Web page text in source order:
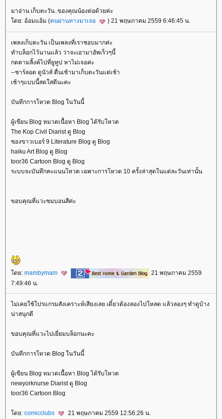
มาอ่าน เก็บตะวัน..ของคุณน้องต่อด้วยค่ะ
ดย: อ้อมแอ้ม (คนผ่านทางมาเจอ ) 21 พฤษภาคม 2559 6:46:45 น.
เพลงเก็บตะวัน เป็นเพลงที่เราชอบมากค่ะ
ทำบล็อกไว้นานแล้ว ว่าจะเอามาอัพเร็วๆนี้
กดตามลิ้งค์ไปที่ยูทูป หาไม่เจอค่ะ
--ชาร์ลอต ดูนัวส์ ตื่นเช้ามาเก็บตะวันแต่เช้า
เช้าๆแบบนี้สดใสดีนะคะ
บันทึกการโหวต Blog ในวันนี้
ผู้เขียน Blog หมวดเนื้อหา Blog ได้รับโหวต
The Kop Civil Diarist ดู Blog
ซองขาวเบอร์ 9 Literature Blog ดู Blog
haiku Art Blog ดู Blog
toor36 Cartoon Blog ดู Blog
ระบบจะบันทึกคะแนนโหวต เฉพาะการโหวต 10 ครั้งล่าสุดในแต่ละวันเท่านั้น
ขอบคุณที่แวะชมบอนสีค่ะ
ดย: mambymam
21 พฤษภาคม 2559
7:49:46 น.
ไม่เคยใช้โปรแกรมสังเคราะห์เสียงเลย เดี๋ยวต้องลองไปโหลด แล้วลองๆ ทำดูบ้าง
น่าสนุกดี
ขอบคุณที่แวะไปเยี่ยมบล็อกนะคะ
บันทึกการโหวต Blog ในวันนี้
ผู้เขียน Blog หมวดเนื้อหา Blog ได้รับโหวต
newyorknurse Diarist ดู Blog
toor36 Cartoon Blog
ดย: comicclubs 21 พฤษภาคม 2559 12:56:26 น.